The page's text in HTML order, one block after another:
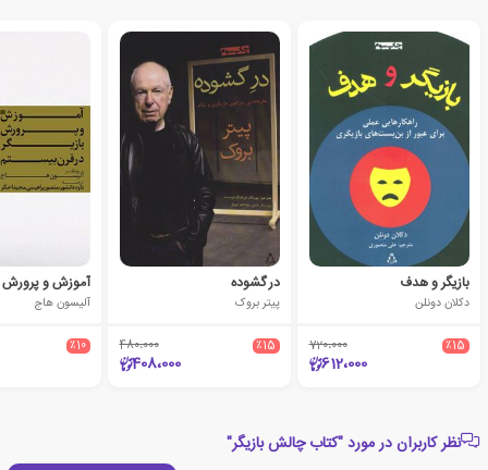
بازیگر و هدف
دکلان دونلن
٪15 720،000
612،000
در گشوده
پیتر بروک
٪15 480،000
408،000
آلیسون هاج
٪10
نظر کاربران در مورد "کتاب چالش بازیگر"